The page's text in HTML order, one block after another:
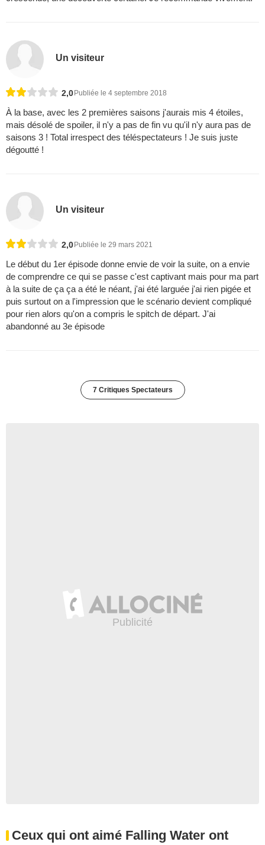
Un visiteur
2,0Publiée le 4 septembre 2018
À la base, avec les 2 premières saisons j'aurais mis 4 étoiles,
mais désolé de spoiler, il n'y a pas de fin vu qu'il n'y aura pas de
saisons 3 ! Total irrespect des téléspectateurs ! Je suis juste
dégoutté !
Un visiteur
2,0 Publiée le 29 mars 2021
Le début du 1er épisode donne envie de voir la suite, on a envie
de comprendre ce qui se passe c'est captivant mais pour ma part
à la suite de ça ça a été le néant, j'ai été larguée j'ai rien pigée et
puis surtout on a l'impression que le scénario devient compliqué
pour rien alors qu'on a compris le spitch de départ. J'ai
abandonné au 3e épisode
7 Critiques Spectateurs
Ceux qui ont aimé Falling Water ont